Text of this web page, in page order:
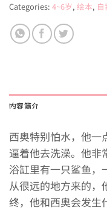
Categories: 4~6岁, 绘本,
内容简介
西奥特别怕水，他一
逼着他去洗澡。他非
浴缸里有一只鲨鱼，
从很远的地方来的，
终，他和西奥会发生